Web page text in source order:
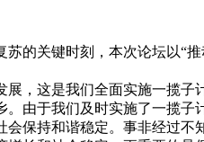
的关键时刻，本次论坛以“
，这是我们全面实施一揽
由于我们及时实施了一揽
保持和谐稳定。事非经过